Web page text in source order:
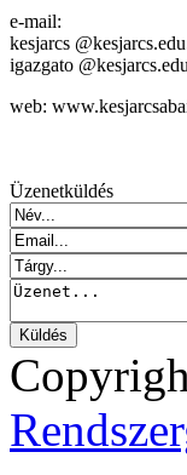
e-mail:
kesjarcs
igazgato
web:
Üzenetküldés